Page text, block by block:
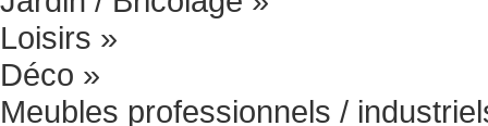
Loisirs »
Déco »
Meubles professionnels /